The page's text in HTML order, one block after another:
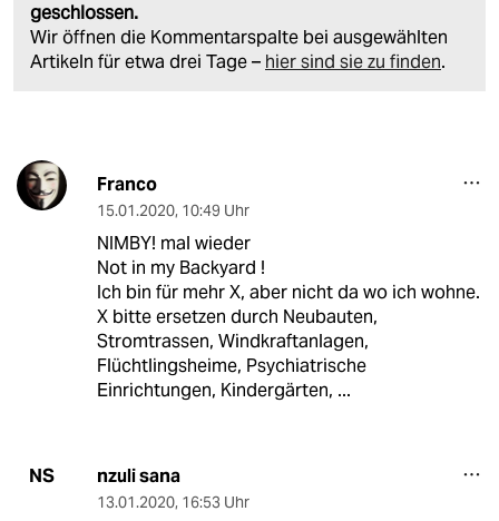
geschlossen.
Wir öffnen die Kommentarspalte bei ausgewählten
Artikeln für etwa drei Tage – hier sind sie zu finden.
Franco
15.01.2020, 10:49 Uhr
NIMBY! mal wieder
Not in my Backyard !
Ich bin für mehr X, aber nicht da wo ich wohne.
X bitte ersetzen durch Neubauten,
Stromtrassen, Windkraftanlagen,
Flüchtlingsheime, Psychiatrische
Einrichtungen, Kindergärten, ...
NS nzuli sana
13.01.2020, 16:53 Uhr